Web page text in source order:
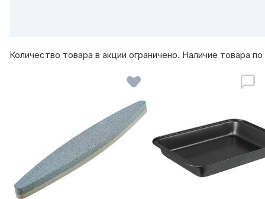
Количество товара в акции ограничено. Наличие товара